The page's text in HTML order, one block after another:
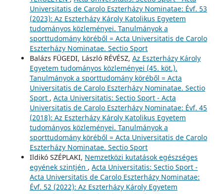
Universitatis de Carolo Eszterházy Nominatae: Évf. 53
(2023): Az Eszterházy Károly Katolikus Egyetem
tudományos közleményei. Tanulmányok a
sporttudomány köréből = Acta Universitatis de Carolo
Eszterházy Nominatae. Sectio Sport
Balázs FÜGEDI, László RÉVÉSZ, Az Eszterházy Károly
Egyetem tudományos közleményei (45. köt.).
Tanulmányok a sporttudomány köréből = Acta
Universitatis de Carolo Eszterházy Nominatae. Sectio
Sport , Acta Universitatis: Sectio Sport - Acta
Universitatis de Carolo Eszterházy Nominatae: Évf. 45
(2018): Az Eszterházy Károly Katolikus Egyetem
tudományos közleményei. Tanulmányok a
sporttudomány köréből = Acta Universitatis de Carolo
Eszterházy Nominatae. Sectio Sport
Ildikó SZÉPLAKI, Nemzetközi kutatások egészséges
egyének szintjén , Acta Universitatis: Sectio Sport -
Acta Universitatis de Carolo Eszterházy Nominatae:
Évf. 52 (2022): Az Eszterházy Károly Egyetem